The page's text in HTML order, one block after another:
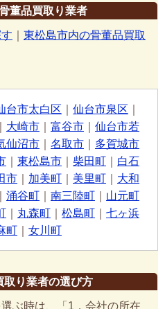
董品買取り業者
東松島市内の骨董品買取
台市太白区 仙台市泉区
大崎市 富谷市
仙台市若
仙沼市 名取市
多賀城市
東松島市 柴田町
白石
市 加美町 美里町
大和
涌谷町 南三陸町
山元町
丸森町 松島町
七ヶ浜
町 女川町
取り業者の選び方
ぶ時は、「1，会社の所在